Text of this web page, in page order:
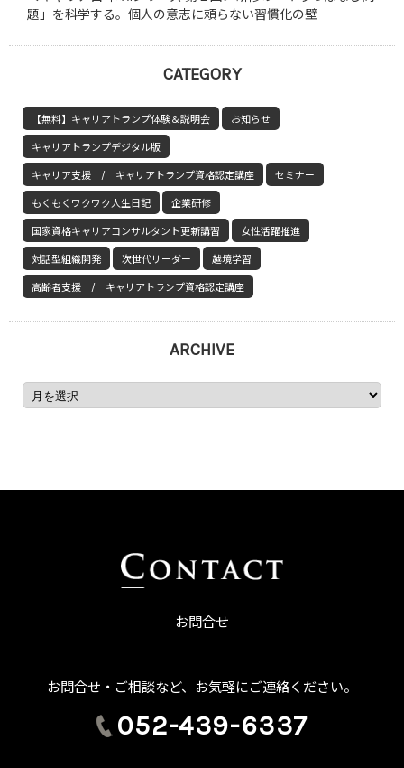
題」を科学する。個人の意志に頼らない習慣化の壁
CATEGORY
【無料】キャリアトランプ体験＆説明会 お知らせ
キャリアトランプデジタル版
キャリア支援 / キャリアトランプ資格認定講座 セミナー
もくもくワクワク人生日記 企業研修
国家資格キャリアコンサルタント更新講習 女性活躍推進
対話型組織開発 次世代リーダー 越境学習
高齢者支援 / キャリアトランプ資格認定講座
ARCHIVE
お問合せ
お問合せ・ご相談など、お気軽にご連絡ください。
052-439-6337